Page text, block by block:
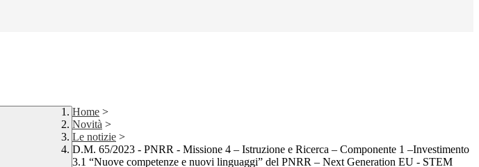
Home >
Novità >
Le notizie >
D.M. 65/2023 - PNRR - Missione 4 – Istruzione e Ricerca – Componente 1 –Investimento
3.1 “Nuove competenze e nuovi linguaggi” del PNRR – Next Generation EU - STEM